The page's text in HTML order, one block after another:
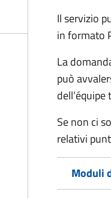
Il servizio
in formato
La
può
Se non ci
relativi
Moduli